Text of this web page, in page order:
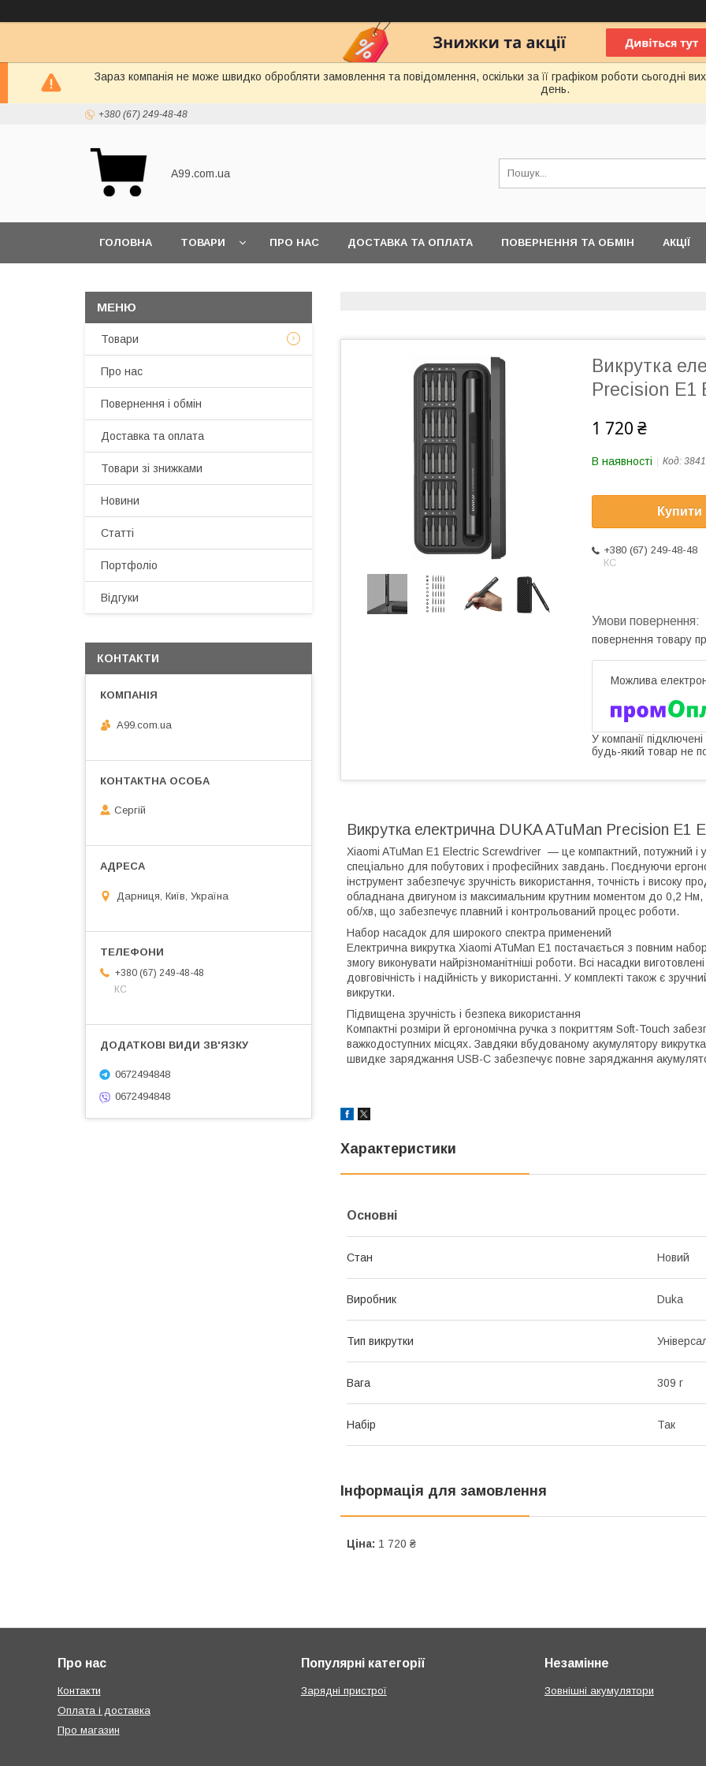
Зараз компанія не може швидко обробляти замовлення та повідомлення, оскільки за її графіком роботи сьогодні
день.
+380 (67) 249-48-48
A99.com.ua
ГОЛОВНА ТОВАРИ ПРО НАС ДОСТАВКА ТА ОПЛАТА ПОВЕРНЕННЯ ТА ОБМІН АКЦІЇ
Викрутка
Precision E1
1 720 ₴
В наявності Код:
Купити
+380 (67) 249-48-48
КС
повернення товару
У компанії
будь-який товар не
Викрутка електрична DUKA ATuMan Precision E1
Xiaomi ATuMan E1 Electric Screwdriver — це компактний, потужний і
спеціально для побутових і професійних завдань. Поєднуючи
інструмент забезпечує зручність використання, точність і високу
обладнана двигуном із максимальним крутним моментом до 0,2
об/хв, що забезпечує плавний і контрольований процес роботи.
Набор насадок для широкого спектра применений
Електрична викрутка Xiaomi ATuMan E1 постачається з повним
змогу виконувати найрізноманітніші роботи. Всі насадки
довговічність і надійність у використанні. У комплекті також є
викрутки.
Підвищена зручність і безпека використання
Компактні розміри й ергономічна ручка з покриттям Soft-Touch
важкодоступних місцях. Завдяки вбудованому акумулятору
швидке заряджання USB-C забезпечує повне заряджання
Характеристики
Основні
Стан Новий
Виробник Duka
Тип викрутки
Вага 309 г
Набір Так
Інформація для замовлення
Ціна: 1 720 ₴
Товари
Про нас
Повернення і обмін
Доставка та оплата
Товари зі знижками
Новини
Статті
Портфоліо
Відгуки
КОНТАКТИ
A99.com.ua
Сергій
Дарниця, Київ, Україна
+380 (67) 249-48-48
КС
0672494848
0672494848
Про нас
Контакти
Оплата і доставка
Про магазин
Популярні категорії
Зарядні пристрої
Незамінне
Зовнішні акумулятори